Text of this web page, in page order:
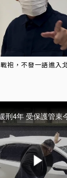
袍，不發一語進入